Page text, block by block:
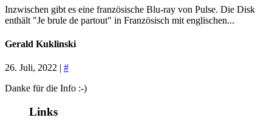
Inzwischen gibt es eine französische Blu-ray von Pulse. Die Disk
enthält "Je brule de partout" in Französisch mit englischen...
Gerald Kuklinski
26. Juli, 2022 | #
Danke für die Info :-)
Links